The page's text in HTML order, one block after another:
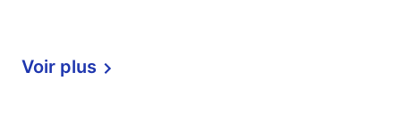
Voir plus